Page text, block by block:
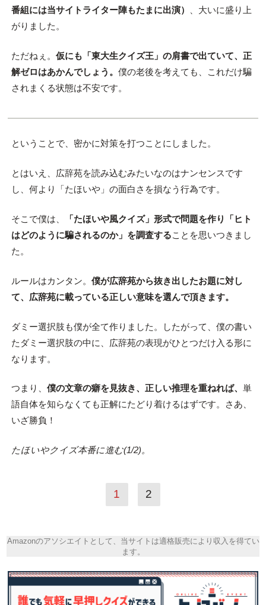
番組には当サイトライター陣もたまに出演）
、大いに盛り上
がりました。
ただねぇ。 仮にも「東大生クイズ王」の肩書で出ていて、正
解ゼロはあかんでしょう。 僕の老後を考えても、これだけ騙
されまくる状態は不安です。
ということで、密かに対策を打つことにしました。
とはいえ、広辞苑を読み込むみたいなのはナンセンスです
し、何より「たほいや」の面白さを損なう行為です。
そこで僕は、
「たほいや風クイズ」形式で問題を作り「ヒト
はどのように騙されるのか」を調査することを思いつきまし
た。
ルールはカンタン。 僕が広辞苑から抜き出したお題に対し
て、広辞苑に載っている正しい意味を選んで頂きます。
ダミー選択肢も僕が全て作りました。したがって、僕の書い
たダミー選択肢の中に、広辞苑の表現がひとつだけ入る形に
なります。
つまり、 僕の文章の癖を見抜き、正しい推理を重ねれば、 単
語自体を知らなくても正解にたどり着けるはずです。さあ、
いざ勝負！
たほいやクイズ本番に進む(1/2)。
1 2
Amazonのアソシエイトとして、当サイトは適格販売により収入を得てい
ます。